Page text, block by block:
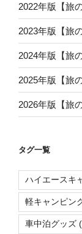
2022年版【旅
2023年版【旅
2024年版【旅
2025年版【旅
2026年版【旅
タグ一覧
ハイエースキ
軽キャンピン
車中泊グッズ